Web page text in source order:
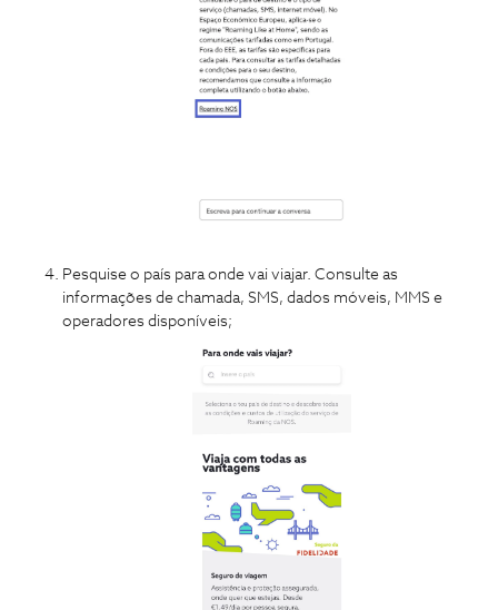
Pesquise o país para onde vai viajar. Consulte as
informações de chamada, SMS, dados móveis, MMS e
operadores disponíveis;